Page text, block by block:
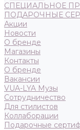
СПЕЦИАЛЬНОЕ
ПОДАРОЧНЫЕ
Акции
Новости
О бренде
Магазины
Контакты
О бренде
Вакансии
VUA-LYA Музы
Сотрудничество
Для стилистов
Коллаборации
Подарочные